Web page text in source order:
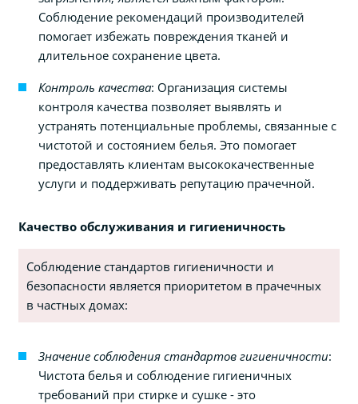
Соблюдение рекомендаций производителей
помогает избежать повреждения тканей и
длительное сохранение цвета.
Контроль качества: Организация системы
контроля качества позволяет выявлять и
устранять потенциальные проблемы, связанные с
чистотой и состоянием белья. Это помогает
предоставлять клиентам высококачественные
услуги и поддерживать репутацию прачечной.
Качество обслуживания и гигиеничность
Соблюдение стандартов гигиеничности и
безопасности является приоритетом в прачечных
в частных домах:
Значение соблюдения стандартов гигиеничности:
Чистота белья и соблюдение гигиеничных
требований при стирке и сушке - это